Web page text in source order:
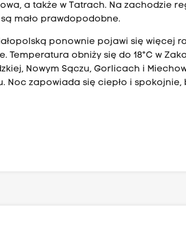
a także w Tatrach. Na zachodzie
mało prawdopodobne.
ponownie pojawi się więcej
Temperatura obniży się do 18°C w
Nowym Sączu, Gorlicach i
Noc zapowiada się ciepło i spokojnie,